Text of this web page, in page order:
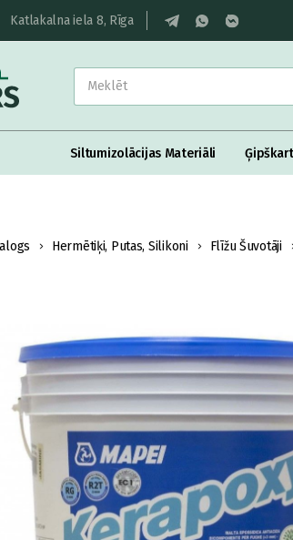
Katlakalna iela 8, Rīga
Siltumizolācijas Materiāli
Hermētiķi, Putas, Silikoni Flīžu Šuvotāji